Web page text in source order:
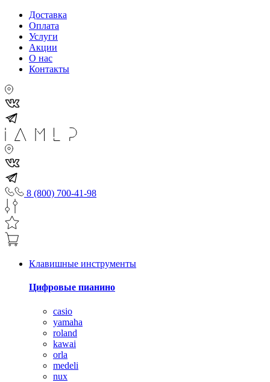
Доставка
Оплата
Услуги
Акции
О нас
Контакты
8 (800) 700-41-98
Клавишные инструменты
Цифровые пианино
casio
yamaha
roland
kawai
orla
medeli
nux